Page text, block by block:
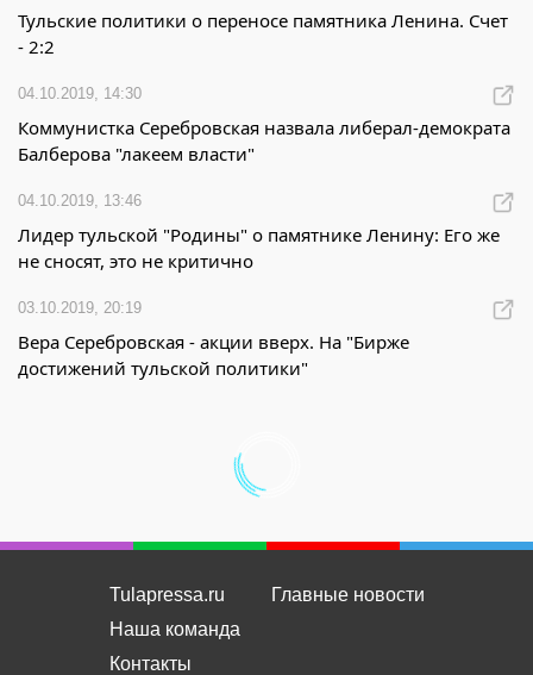
Тульские политики о переносе памятника Ленина. Счет
- 2:2
04.10.2019, 14:30
Коммунистка Серебровская назвала либерал-демократа
Балберова "лакеем власти"
04.10.2019, 13:46
Лидер тульской "Родины" о памятнике Ленину: Его же
не сносят, это не критично
03.10.2019, 20:19
Вера Серебровская - акции вверх. На "Бирже
достижений тульской политики"
Tulapressa.ru
Наша команда
Контакты
Главные новости